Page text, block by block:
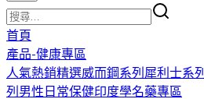
首頁
產品-健康專區
人氣熱銷精選威而鋼系列 犀利士系列
列 男性日常保健印度學名藥專區